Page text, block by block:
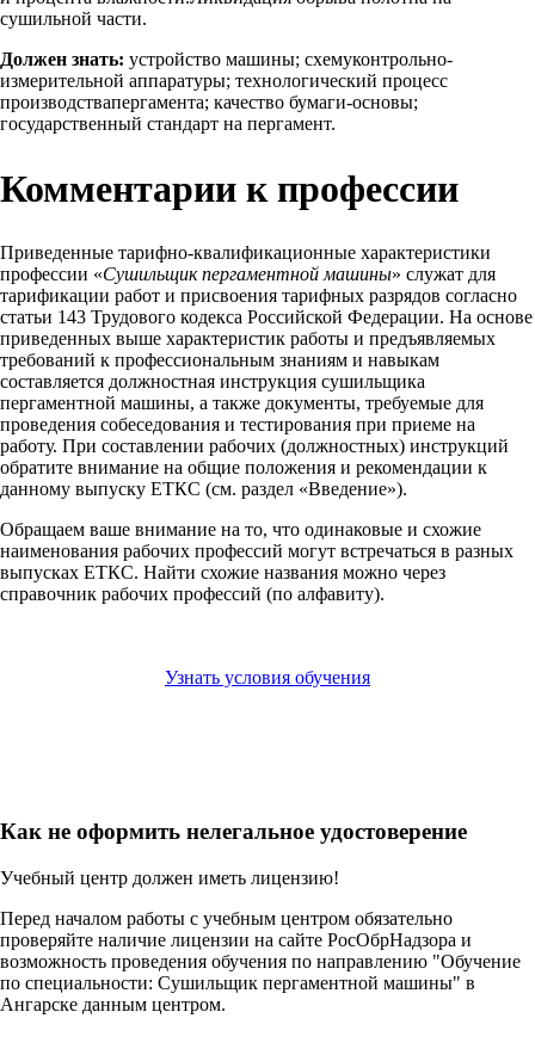
сушильной части.
Должен знать: устройство машины; схемуконтрольно-
измерительной аппаратуры; технологический процесс
производствапергамента; качество бумаги-основы;
государственный стандарт на пергамент.
Комментарии к профессии
Приведенные тарифно-квалификационные характеристики
профессии «Сушильщик пергаментной машины» служат для
тарификации работ и присвоения тарифных разрядов согласно
статьи 143 Трудового кодекса Российской Федерации. На основе
приведенных выше характеристик работы и предъявляемых
требований к профессиональным знаниям и навыкам
составляется должностная инструкция сушильщика
пергаментной машины, а также документы, требуемые для
проведения собеседования и тестирования при приеме на
работу. При составлении рабочих (должностных) инструкций
обратите внимание на общие положения и рекомендации к
данному выпуску ЕТКС (см. раздел «Введение»).
Обращаем ваше внимание на то, что одинаковые и схожие
наименования рабочих профессий могут встречаться в разных
выпусках ЕТКС. Найти схожие названия можно через
справочник рабочих профессий (по алфавиту).
Узнать условия обучения
Как не оформить нелегальное удостоверение
Учебный центр должен иметь лицензию!
Перед началом работы с учебным центром обязательно
проверяйте наличие лицензии на сайте РосОбрНадзора и
возможность проведения обучения по направлению "Обучение
по специальности: Сушильщик пергаментной машины" в
Ангарске данным центром.